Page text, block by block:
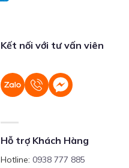
Kết nối với tư vấn viên
Hỗ trợ Khách Hàng
Hotline: 0938 777 885